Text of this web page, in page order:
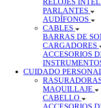
RELOJES
PARLANTES
AUDÍFONOS
CABLES
BARRAS DE
CARGADORES
ACCESORIOS
CUIDADO
MAQUILLAJE
CABELLO
ACCESORIOS